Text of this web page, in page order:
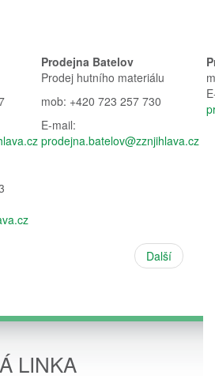
Prodejna Batelov
Prodej hutního materiálu
mob: +420 723 257 730
E-mail:
prodejna.batelov@zznjihlava.cz
Další
LINKA